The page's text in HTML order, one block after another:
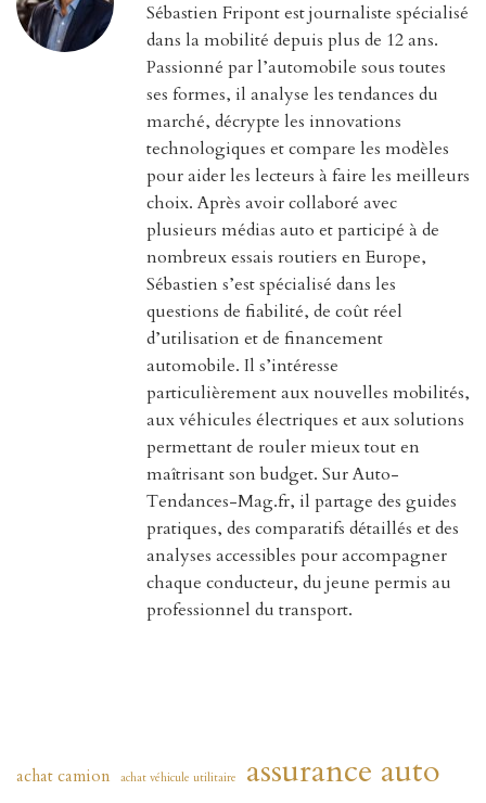
Sébastien Fripont est journaliste spécialisé
dans la mobilité depuis plus de 12 ans.
Passionné par l’automobile sous toutes
ses formes, il analyse les tendances du
marché, décrypte les innovations
technologiques et compare les modèles
pour aider les lecteurs à faire les meilleurs
choix. Après avoir collaboré avec
plusieurs médias auto et participé à de
nombreux essais routiers en Europe,
Sébastien s’est spécialisé dans les
questions de fiabilité, de coût réel
d’utilisation et de financement
automobile. Il s’intéresse
particulièrement aux nouvelles mobilités,
aux véhicules électriques et aux solutions
permettant de rouler mieux tout en
maîtrisant son budget. Sur Auto-
Tendances-Mag.fr, il partage des guides
pratiques, des comparatifs détaillés et des
analyses accessibles pour accompagner
chaque conducteur, du jeune permis au
professionnel du transport.
achat camion achat véhicule utilitaire assurance auto